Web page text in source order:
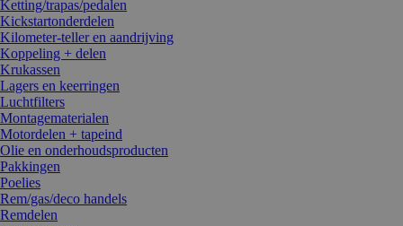
Ketting/trapas/pedalen
Kickstartonderdelen
Kilometer-teller en aandrijving
Koppeling + delen
Krukassen
Lagers en keerringen
Luchtfilters
Montagematerialen
Motordelen + tapeind
Olie en onderhoudsproducten
Pakkingen
Poelies
Rem/gas/deco handels
Remdelen